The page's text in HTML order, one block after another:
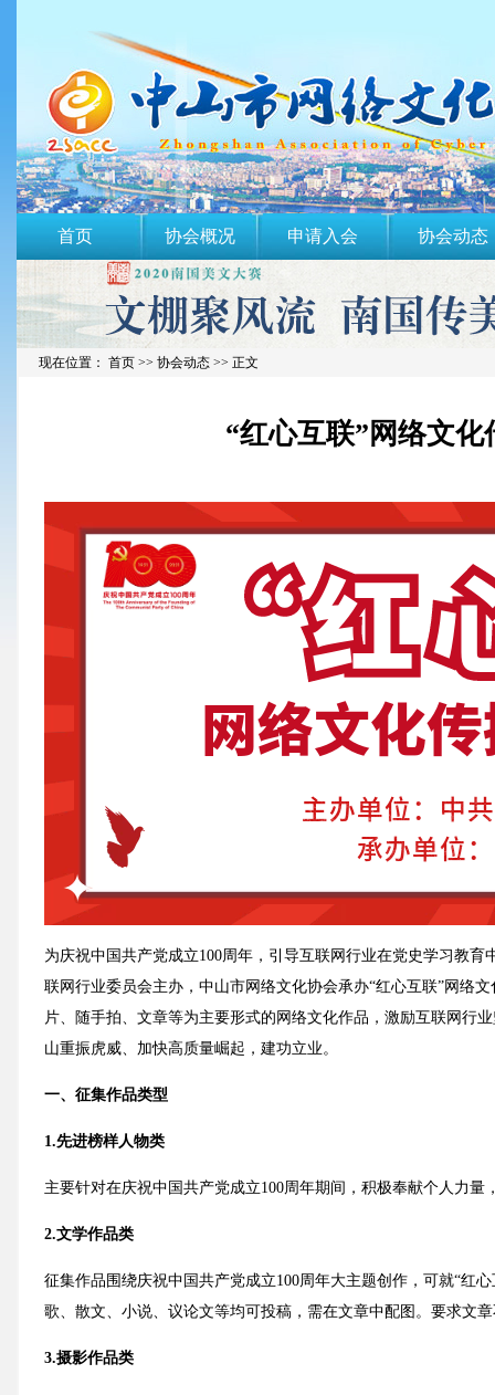
首页 协会概况 申请入会 协会动态
现在位置： 首页 >> 协会动态 >> 正文
“红心互联”网络文
为庆祝中国共产党成立100周年，引导互联网行业在党史学习教
联网行业委员会主办，中山市网络文化协会承办“红心互联”网络
片、随手拍、文章等为主要形式的网络文化作品，激励互联网行
山重振虎威、加快高质量崛起，建功立业。
一、征集作品类型
1.先进榜样人物类
主要针对在庆祝中国共产党成立100周年期间，积极奉献个人力
2.文学作品类
征集作品围绕庆祝中国共产党成立100周年大主题创作，可就“红
歌、散文、小说、议论文等均可投稿，需在文章中配图。要求文
3.摄影作品类